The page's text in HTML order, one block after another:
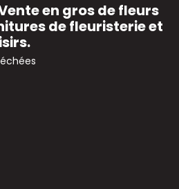
en gros de fleurs
de fleuristerie et